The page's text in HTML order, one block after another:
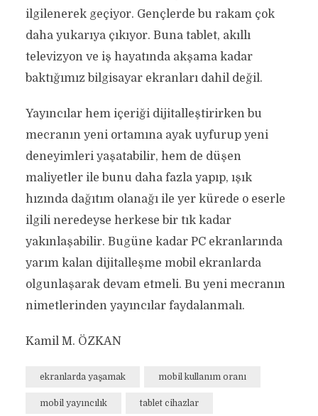
ilgilenerek geçiyor. Gençlerde bu rakam çok
daha yukarıya çıkıyor. Buna tablet, akıllı
televizyon ve iş hayatında akşama kadar
baktığımız bilgisayar ekranları dahil değil.
Yayıncılar hem içeriği dijitalleştirirken bu
mecranın yeni ortamına ayak uyfurup yeni
deneyimleri yaşatabilir, hem de düşen
maliyetler ile bunu daha fazla yapıp, ışık
hızında dağıtım olanağı ile yer kürede o eserle
ilgili neredeyse herkese bir tık kadar
yakınlaşabilir. Bugüne kadar PC ekranlarında
yarım kalan dijitalleşme mobil ekranlarda
olgunlaşarak devam etmeli. Bu yeni mecranın
nimetlerinden yayıncılar faydalanmalı.
Kamil M. ÖZKAN
ekranlarda yaşamak mobil kullanım oranı
mobil yayıncılık tablet cihazlar